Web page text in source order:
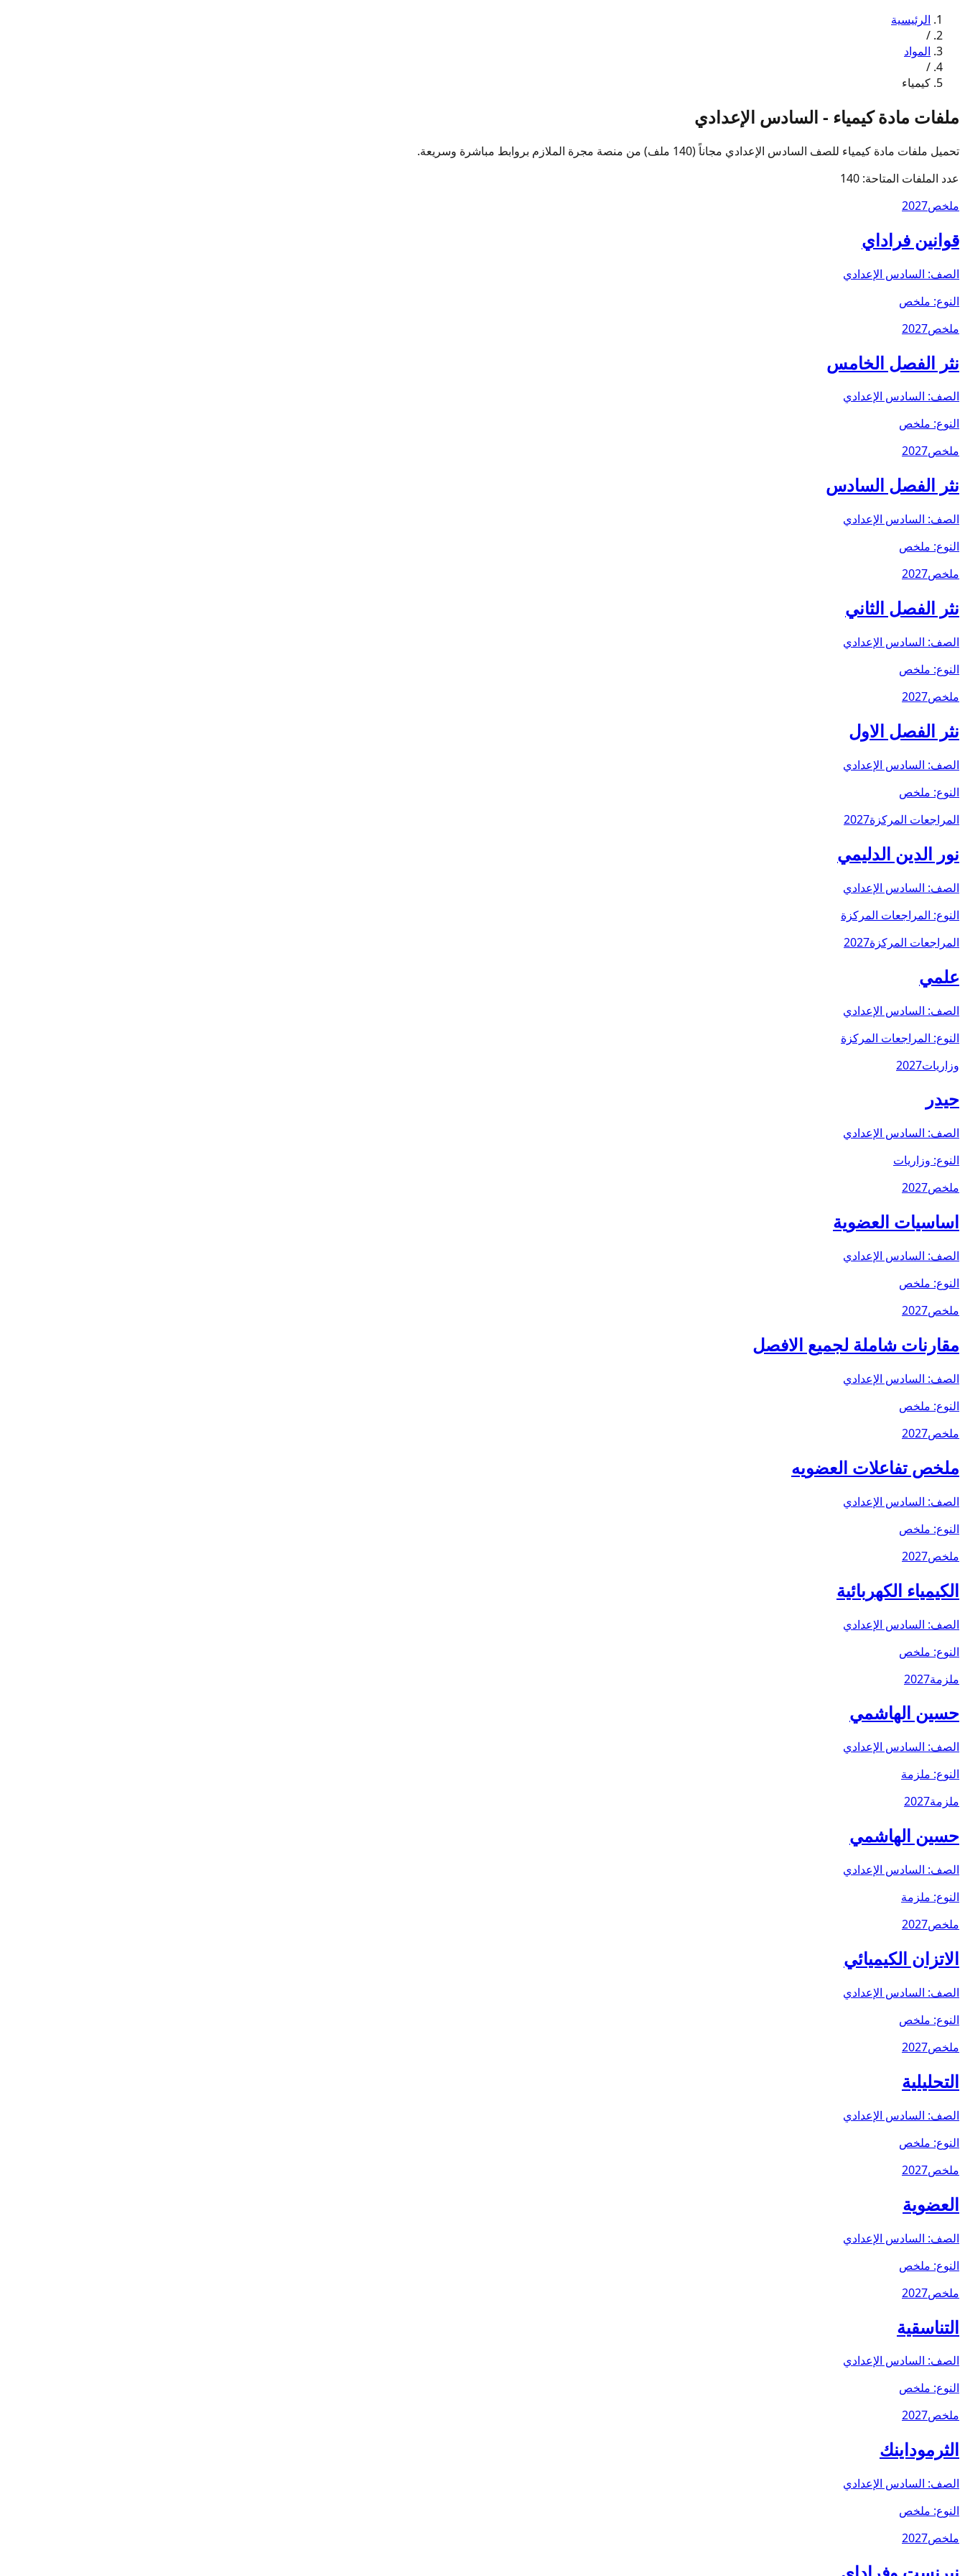
الرئيسية
/
المواد
/
كيمياء
ملفات مادة كيمياء - السادس الإعدادي
تحميل ملفات مادة كيمياء للصف السادس الإعدادي مجاناً (140 ملف) من منصة مجرة الملازم بروابط مباشرة وسريعة.
عدد الملفات المتاحة: 140
ملخص2027
قوانين فراداي
الصف: السادس الإعدادي
النوع: ملخص
ملخص2027
نثر الفصل الخامس
الصف: السادس الإعدادي
النوع: ملخص
ملخص2027
نثر الفصل السادس
الصف: السادس الإعدادي
النوع: ملخص
ملخص2027
نثر الفصل الثاني
الصف: السادس الإعدادي
النوع: ملخص
ملخص2027
نثر الفصل الاول
الصف: السادس الإعدادي
النوع: ملخص
المراجعات المركزة2027
نور الدين الدليمي
الصف: السادس الإعدادي
النوع: المراجعات المركزة
المراجعات المركزة2027
علمي
الصف: السادس الإعدادي
النوع: المراجعات المركزة
وزاريات2027
حيدر
الصف: السادس الإعدادي
النوع: وزاريات
ملخص2027
اساسيات العضوية
الصف: السادس الإعدادي
النوع: ملخص
ملخص2027
مقارنات شاملة لجميع الافصل
الصف: السادس الإعدادي
النوع: ملخص
ملخص2027
ملخص تفاعلات العضويه
الصف: السادس الإعدادي
النوع: ملخص
ملخص2027
الكيمياء الكهربائية
الصف: السادس الإعدادي
النوع: ملخص
ملزمة2027
حسين الهاشمي
الصف: السادس الإعدادي
النوع: ملزمة
ملزمة2027
حسين الهاشمي
الصف: السادس الإعدادي
النوع: ملزمة
ملخص2027
الاتزان الكيميائي
الصف: السادس الإعدادي
النوع: ملخص
ملخص2027
التحليلية
الصف: السادس الإعدادي
النوع: ملخص
ملخص2027
العضوية
الصف: السادس الإعدادي
النوع: ملخص
ملخص2027
التناسقية
الصف: السادس الإعدادي
النوع: ملخص
ملخص2027
الثرموداينك
الصف: السادس الإعدادي
النوع: ملخص
ملخص2027